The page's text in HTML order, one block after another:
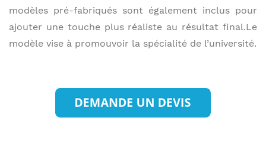
modèles pré-fabriqués sont également inclus pour
ajouter une touche plus réaliste au résultat final.Le
modèle vise à promouvoir la spécialité de l’université.